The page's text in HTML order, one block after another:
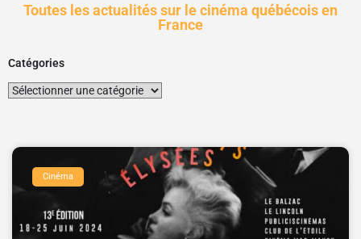
Toutes les actualités sur le cinéma québécois en
France
Catégories
Cinéma